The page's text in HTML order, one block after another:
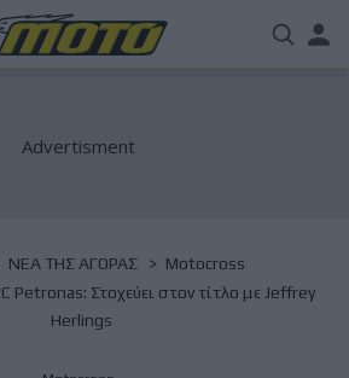
NΕΑ ΤΗΣ ΑΓΟΡΑΣ
Motocross
Petronas: Στοχεύει στον τίτλο με Jeffrey
Herlings